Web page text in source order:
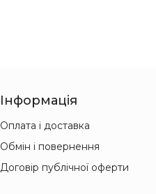
Інформація
Оплата і доставка
Обмін і повернення
Договір публічної оферти